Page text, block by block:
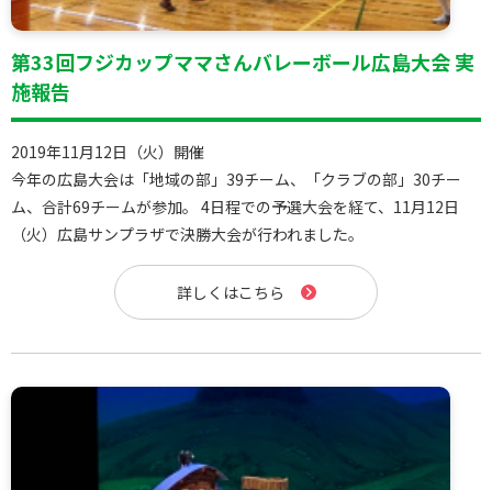
第33回フジカップママさんバレーボール広島大会 実
施報告
2019年11月12日（火）開催
今年の広島大会は「地域の部」39チーム、「クラブの部」30チー
ム、合計69チームが参加。 4日程での予選大会を経て、11月12日
（火）広島サンプラザで決勝大会が行われました。
詳しくはこちら